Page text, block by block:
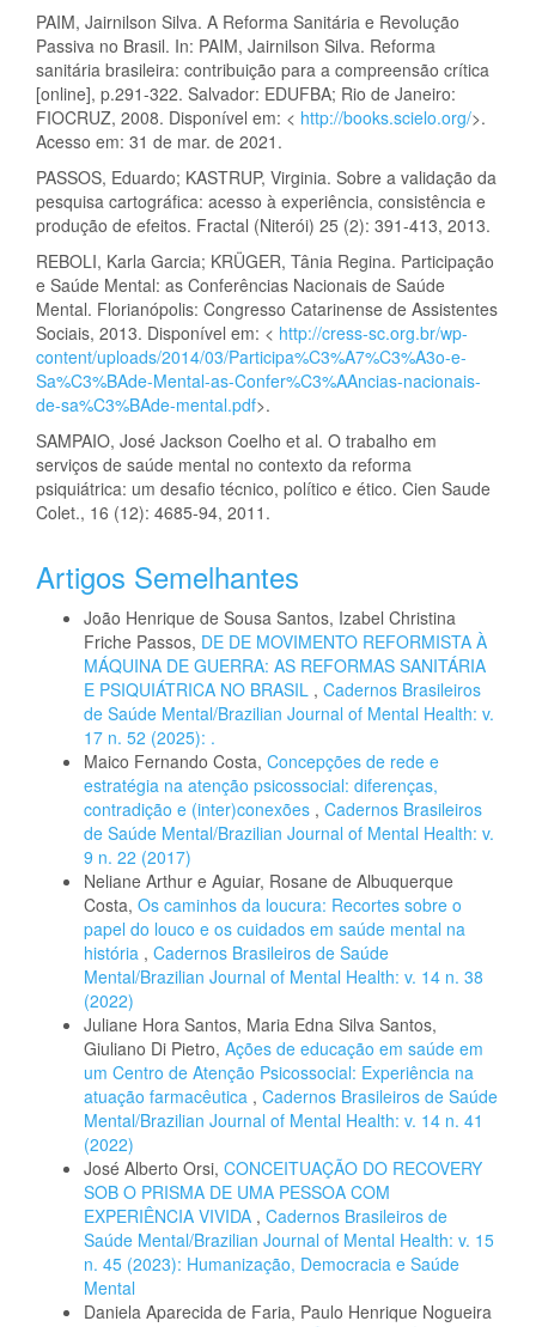
PAIM, Jairnilson Silva. A Reforma Sanitária e Revolução
Passiva no Brasil. In: PAIM, Jairnilson Silva. Reforma
sanitária brasileira: contribuição para a compreensão crítica
[online], p.291-322. Salvador: EDUFBA; Rio de Janeiro:
FIOCRUZ, 2008. Disponível em: < http://books.scielo.org/>.
Acesso em: 31 de mar. de 2021.
PASSOS, Eduardo; KASTRUP, Virginia. Sobre a validação da
pesquisa cartográfica: acesso à experiência, consistência e
produção de efeitos. Fractal (Niterói) 25 (2): 391-413, 2013.
REBOLI, Karla Garcia; KRÜGER, Tânia Regina. Participação
e Saúde Mental: as Conferências Nacionais de Saúde
Mental. Florianópolis: Congresso Catarinense de Assistentes
Sociais, 2013. Disponível em: < http://cress-sc.org.br/wp-
content/uploads/2014/03/Participa%C3%A7%C3%A3o-e-
Sa%C3%BAde-Mental-as-Confer%C3%AAncias-nacionais-
de-sa%C3%BAde-mental.pdf>.
SAMPAIO, José Jackson Coelho et al. O trabalho em
serviços de saúde mental no contexto da reforma
psiquiátrica: um desafio técnico, político e ético. Cien Saude
Colet., 16 (12): 4685-94, 2011.
Artigos Semelhantes
João Henrique de Sousa Santos, Izabel Christina
Friche Passos, DE DE MOVIMENTO REFORMISTA À
MÁQUINA DE GUERRA: AS REFORMAS SANITÁRIA
E PSIQUIÁTRICA NO BRASIL , Cadernos Brasileiros
de Saúde Mental/Brazilian Journal of Mental Health: v.
17 n. 52 (2025): .
Maico Fernando Costa, Concepções de rede e
estratégia na atenção psicossocial: diferenças,
contradição e (inter)conexões , Cadernos Brasileiros
de Saúde Mental/Brazilian Journal of Mental Health: v.
9 n. 22 (2017)
Neliane Arthur e Aguiar, Rosane de Albuquerque
Costa, Os caminhos da loucura: Recortes sobre o
papel do louco e os cuidados em saúde mental na
história , Cadernos Brasileiros de Saúde
Mental/Brazilian Journal of Mental Health: v. 14 n. 38
(2022)
Juliane Hora Santos, Maria Edna Silva Santos,
Giuliano Di Pietro, Ações de educação em saúde em
um Centro de Atenção Psicossocial: Experiência na
atuação farmacêutica , Cadernos Brasileiros de Saúde
Mental/Brazilian Journal of Mental Health: v. 14 n. 41
(2022)
José Alberto Orsi, CONCEITUAÇÃO DO RECOVERY
SOB O PRISMA DE UMA PESSOA COM
EXPERIÊNCIA VIVIDA , Cadernos Brasileiros de
Saúde Mental/Brazilian Journal of Mental Health: v. 15
n. 45 (2023): Humanização, Democracia e Saúde
Mental
Daniela Aparecida de Faria, Paulo Henrique Nogueira